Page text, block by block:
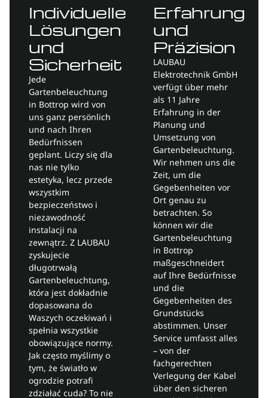
Erfahrung
und
Präzision
LAUBAU
Elektrotechnik GmbH
verfügt über mehr
als 11 Jahre
Erfahrung in der
Planung und
Umsetzung von
Gartenbeleuchtung.
Wir nehmen uns die
Zeit, um die
Gegebenheiten vor
Ort genau zu
betrachten. So
können wir die
Gartenbeleuchtung
in Bottrop
maßgeschneidert
auf Ihre Bedürfnisse
und die
Gegebenheiten des
Grundstücks
abstimmen. Unser
Service umfasst alles
– von der
fachgerechten
Verlegung der Kabel
über den sicheren
Individuelle
Lösungen
und
Sicherheit
Jede
Gartenbeleuchtung
in Bottrop wird von
uns ganz persönlich
und nach Ihren
Bedürfnissen
geplant. Liczy się dla
nas nie tylko
estetyka, lecz przede
wszystkim
bezpieczeństwo i
niezawodność
instalacji na
zewnątrz. Z LAUBAU
zyskujecie
długotrwałą
Gartenbeleuchtung,
która jest dokładnie
dopasowana do
Waszych oczekiwań i
spełnia wszystkie
obowiązujące normy.
Jak często myślimy o
tym, że światło w
ogrodzie potrafi
zdziałać cuda? To nie